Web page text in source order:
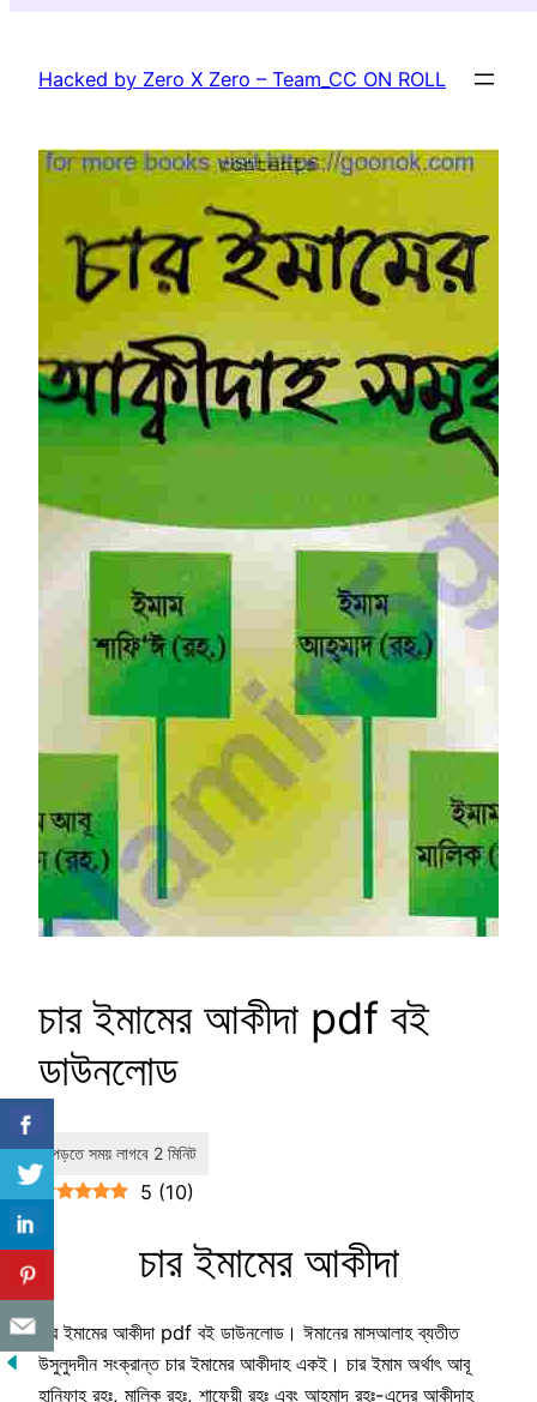
content
Hacked by Zero X Zero – Team_CC ON ROLL
চার ইমামের আকীদা pdf বই
ডাউনলোড
5 (10)
চার ইমামের আকীদা
চার ইমামের আকীদা pdf বই ডাউনলোড। ঈমানের মাসআলাহ ব্যতীত
উসুলুদদীন সংক্রান্ত চার ইমামের আকীদাহ একই। চার ইমাম অর্থাৎ আবূ
হানিফাহ রহঃ, মালিক রহঃ, শাফেয়ী রহঃ এবং আহমাদ রহঃ-এদের আকীদাহ